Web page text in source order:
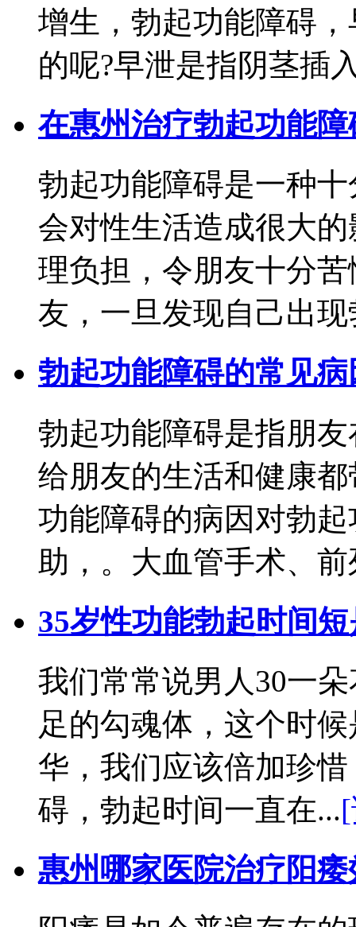
增生，勃起功能障碍
的呢?早泄是指阴茎插
在惠州治疗勃起功能
勃起功能障碍是一种
会对性生活造成很大
理负担，令朋友十分
友，一旦发现自己出现
勃起功能障碍的常见病
勃起功能障碍是指朋
给朋友的生活和健康
功能障碍的病因对勃
助，。大血管手术、前
35岁性功能勃起时间
我们常常说男人30一
足的勾魂体，这个时
华，我们应该倍加珍
碍，勃起时间一直在...
惠州哪家医院治疗阳